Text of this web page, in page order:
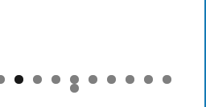
0 1
2